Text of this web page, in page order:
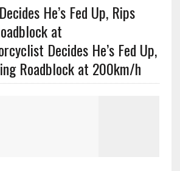
He’s Fed Up, Rips
at
Decides He’s Fed Up,
Roadblock at 200km/h